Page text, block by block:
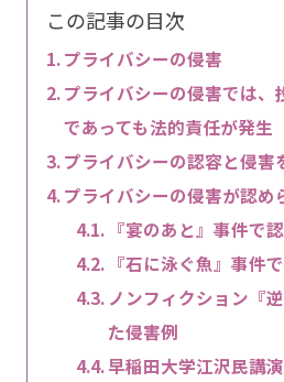
この記事の目次
プライバシーの侵害
プライバシーの侵害では、
であっても法的責任が発生
プライバシーの認容と侵害
プライバシーの侵害が認め
『宴のあと』事件で
『石に泳ぐ魚』事件
ノンフィクション『
た侵害例
早稲田大学江沢民講